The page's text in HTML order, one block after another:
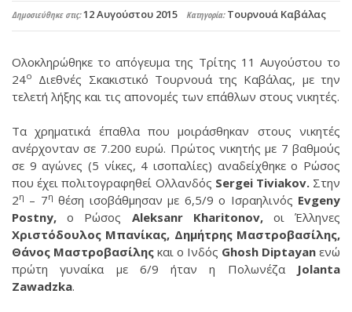
Δημοσιεύθηκε στις:12 Αυγούστου 2015 Κατηγορία: Τουρνουά Καβάλας
Ολοκληρώθηκε το απόγευμα της Τρίτης 11 Αυγούστου το
24ο
Διεθνές Σκακιστικό Τουρνουά της Καβάλας, με την
τελετή λήξης και τις απονομές των επάθλων στους νικητές.
Τα χρηματικά έπαθλα που μοιράσθηκαν στους νικητές
ανέρχονταν σε 7.200 ευρώ. Πρώτος νικητής με 7 βαθμούς
σε 9 αγώνες (5 νίκες, 4 ισοπαλίες) αναδείχθηκε ο Ρώσος
που έχει πολιτογραφηθεί Ολλανδός Sergei Tiviakov.Στην
2η – 7η θέση ισοβάθμησαν με 6,5/9 ο Ισραηλινός Evgeny
Postny, ο Ρώσος Aleksanr Kharitonov,οι Έλληνες
Χριστόδουλος Μπανίκας, Δημήτρης Μαστροβασίλης,
Θάνος Μαστροβασίλης και ο Ινδός Ghosh Diptayan ενώ
πρώτη γυναίκα με 6/9 ήταν η Πολωνέζα Jolanta
Zawadzka.